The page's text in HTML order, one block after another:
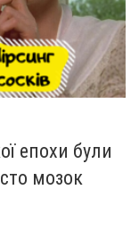
епохи були
мозок